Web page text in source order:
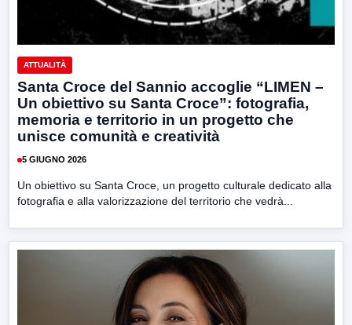
ATTUALITÀ
Santa Croce del Sannio accoglie “LIMEN –
Un obiettivo su Santa Croce”: fotografia,
memoria e territorio in un progetto che
unisce comunità e creatività
5 GIUGNO 2026
Un obiettivo su Santa Croce, un progetto culturale dedicato alla
fotografia e alla valorizzazione del territorio che vedrà...